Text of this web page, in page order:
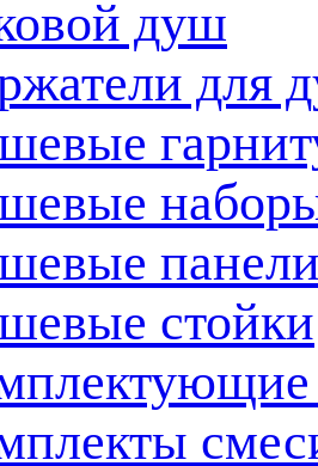
душ
для
стойки